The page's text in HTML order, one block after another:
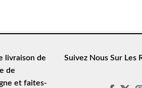
livraison de
de
et faites-
Suivez Nous Sur Les